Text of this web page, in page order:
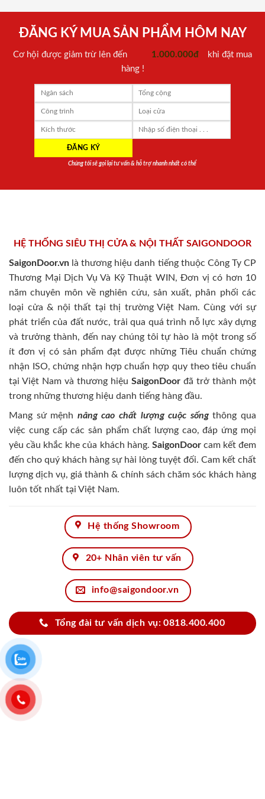
ĐĂNG KÝ MUA SẢN PHẨM HÔM NAY
Cơ hội được giảm trừ lên đến 1.000.000đ
khi đặt mua
hàng !
Chúng tôi sẽ gọi lại tư vấn & hỗ trợ nhanh nhất có thể
HỆ THỐNG SIÊU THỊ CỬA & NỘI THẤT SAIGONDOOR
SaigonDoor.vn là thương hiệu danh tiếng thuộc Công Ty CP
Thương Mại Dịch Vụ Và Kỹ Thuật WIN, Đơn vị có hơn 10
năm chuyên môn về nghiên cứu, sản xuất, phân phối các
loại cửa & nội thất tại thị trường Việt Nam. Cùng với sự
phát triển của đất nước, trải qua quá trình nỗ lực xây dựng
và trưởng thành, đến nay chúng tôi tự hào là một trong số
ít đơn vị có sản phẩm đạt được những Tiêu chuẩn chứng
nhận ISO, chứng nhận hợp chuẩn hợp quy theo tiêu chuẩn
tại Việt Nam và thương hiệu SaigonDoor đã trở thành một
trong những thương hiệu danh tiếng hàng đầu.
Mang sứ mệnh nâng cao chất lượng cuộc sốngthông qua
việc cung cấp các sản phẩm chất lượng cao, đáp ứng mọi
yêu cầu khắc khe của khách hàng. SaigonDoorcam kết đem
đến cho quý khách hàng sự hài lòng tuyệt đối. Cam kết chất
lượng dịch vụ, giá thành & chính sách chăm sóc khách hàng
luôn tốt nhất tại Việt Nam.
Hệ thống Showroom
20+ Nhân viên tư vấn
info@saigondoor.vn
Tổng đài tư vấn dịch vụ: 0818.400.400